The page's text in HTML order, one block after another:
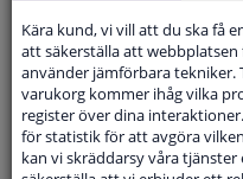
Kundservice:
Ställ din fråga
Frågor Och Svar
Kära kund, vi vill att du ska få
att säkerställa att
använder jämförbara tekniker.
varukorg kommer ihåg vilka
register över dina
för statistik för att avgöra
kan vi skräddarsy våra